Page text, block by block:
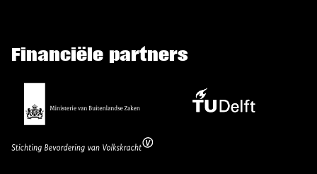
Financiële partners